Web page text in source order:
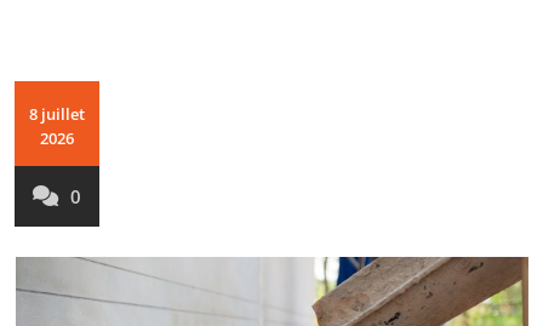
8 juillet
2026
0